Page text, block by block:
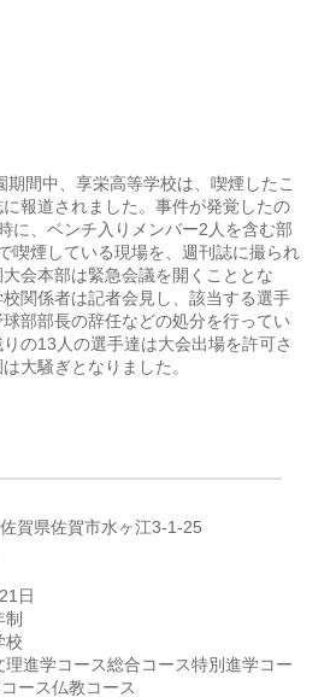
期間中、享栄高等学校は、喫煙したこ
報道されました。事件が発覚したの
に、ベンチ入りメンバー2人を含む部
喫煙している現場を、週刊誌に撮られ
会本部は緊急会議を開くこととな
関係者は記者会見し、該当する選手
部部長の辞任などの処分を行ってい
の13人の選手達は大会出場を許可さ
大騒ぎとなりました。
賀県佐賀市水ヶ江3-1-25
日
校
進学コース総合コース特別進学コー
ース仏教コース